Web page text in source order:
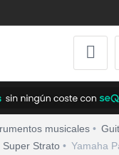
musicales
Super Strato Yamaha